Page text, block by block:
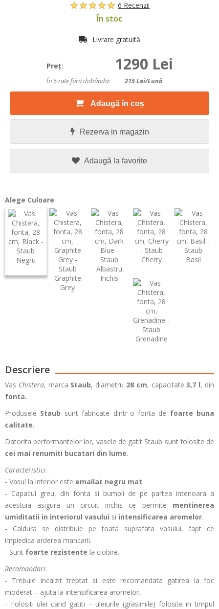
6 Recenzii
În stoc
Livrare gratuită
Preţ: 1290 Lei
În 6 rate fără dobândă: 215Lei/lună
Adaugă în coș
Rezerva in magazin
Adaugă la favorite
Alege Culoare
Negru
Graphite
Grey
Albastru
Inchis
Cherry Basil
Grenadine
Descriere
Vas Chistera, marca Staub, diametru 28 cm, capacitate3,7 l, din
fonta.
Produsele Staub sunt fabricate dintr-o fonta de foarte buna
calitate.
Datorita performantelor lor, vasele de gatit Staub sunt folosite de
cei mai renumiti bucatari din lume.
Caracteristici:
- Vasul la interior este emailat negru mat.
- Capacul greu, din fonta si bumbii de pe partea interioara a
acestuia asigura un circuit inchis ce permite mentinerea
umiditatii in interiorul vasului si intensificarea aromelor.
- Caldura se distribuie pe toata suprafata vasului, fapt ce
impiedica arderea mancarii.
- Sunt foarte rezistente la ciobire.
Recomandari:
- Trebuie incalzit treptat si este recomandata gatirea la foc
moderat – ajuta la intensificarea aromelor.
- Folositi ulei cand gatiti – uleiurile (grasimile) folosite in timpul